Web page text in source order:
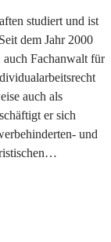
studiert und ist
dem Jahr 2000
Fachanwalt für
auch als
er sich
und